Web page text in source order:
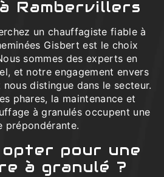
Rambervillers
un chauffagiste fiable à
Gisbert est le choix
sommes des experts en
et notre engagement envers
distingue dans le secteur.
phares, la maintenance et
à granulés occupent une
prépondérante.
pour une
à granulé ?